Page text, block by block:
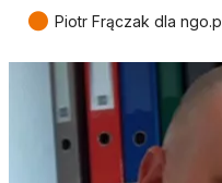
● Piotr Frączak dla ngo.pl